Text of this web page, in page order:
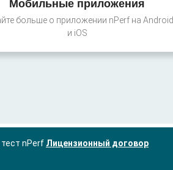
Мобильные приложения
больше о приложении nPerf на Android
и iOS
nPerf Лицензионный договор